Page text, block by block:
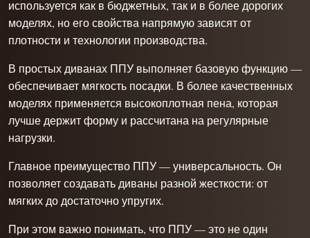
используется как в бюджетных, так и в более дорогих
моделях, но его свойства напрямую зависят от
плотности и технологии производства.
В простых диванах ППУ выполняет базовую функцию —
обеспечивает мягкость посадки. В более качественных
моделях применяется высокоплотная пена, которая
лучше держит форму и рассчитана на регулярные
нагрузки.
Главное преимущество ППУ — универсальность. Он
позволяет создавать диваны разной жесткости: от
мягких до достаточно упругих.
При этом важно понимать, что ППУ — это не один